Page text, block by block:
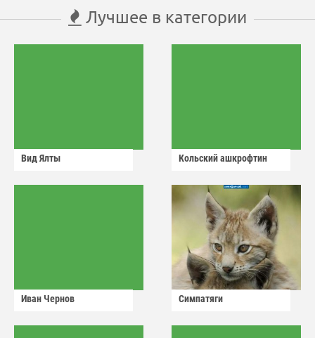
Лучшее в категории
Вид Ялты Кольский ашкрофтин
Иван Чернов Симпатяги